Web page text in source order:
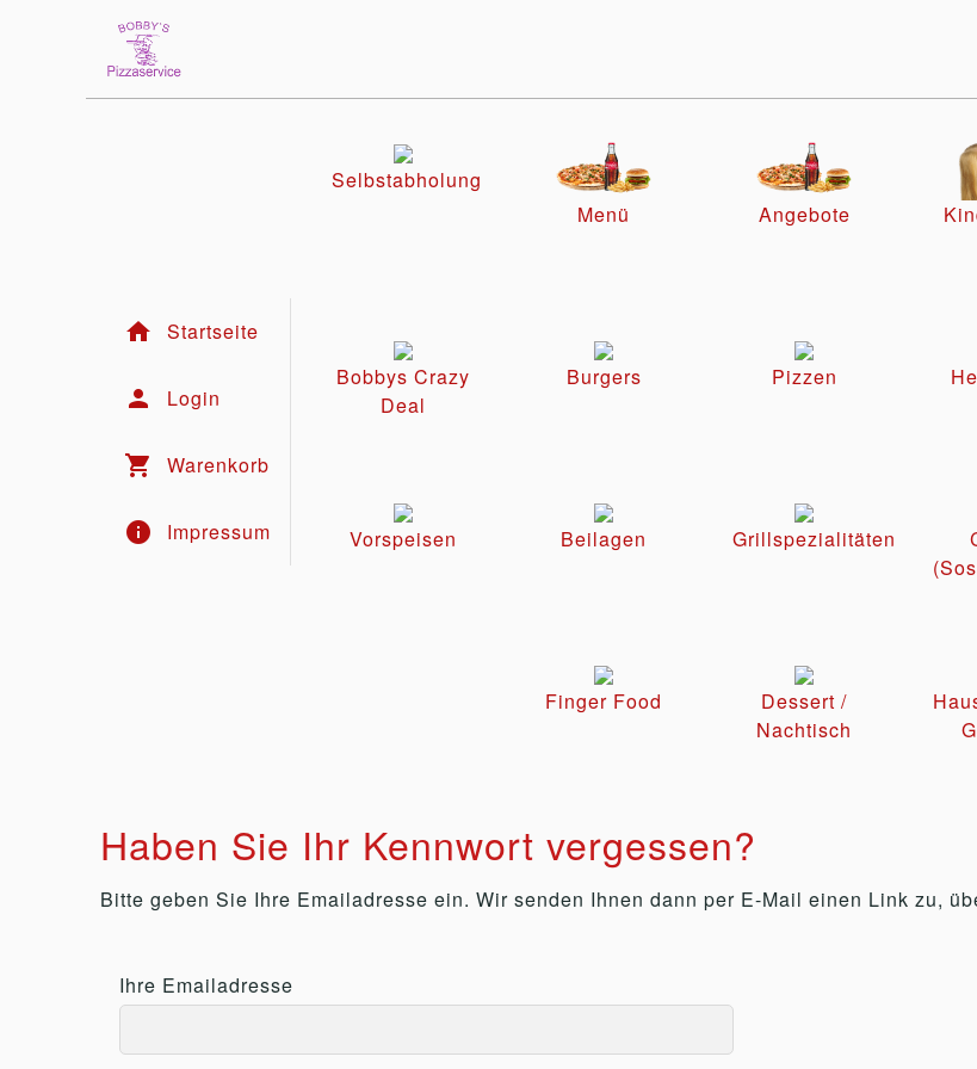
home Startseite
person Login
shopping_cart Warenkorb
info Impressum
Selbstabholung
Menü
Angebote
Bobbys Crazy
Deal
Burgers Pizzen
Vorspeisen Beilagen Grillspezialitäten
Finger Food
Dessert /
Nachtisch
Haben Sie Ihr Kennwort vergessen?
Bitte geben Sie Ihre Emailadresse ein. Wir senden Ihnen dann per E-Mail einen Link zu,
Ihre Emailadresse